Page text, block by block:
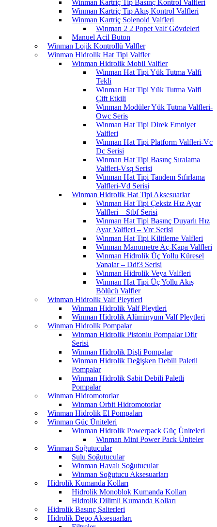
Winman Kartriç Tip Basınç Kontrol Valfleri
Winman Kartriç Tip Akış Kontrol Valfleri
Winman Kartriç Solenoid Valfleri
Winman 2 2 Popet Valf Gövdeleri
Manuel Acil Buton
Winman Lojik Kontrollü Valfler
Winman Hidrolik Hat Tipi Valfler
Winman Hidrolik Mobil Valfler
Winman Hat Tipi Yük Tutma Valfi
Tekli
Winman Hat Tipi Yük Tutma Valfi
Çift Etkili
Winman Modüler Yük Tutma Valfleri-
Owc Seris
Winman Hat Tipi Direk Emniyet
Valfleri
Winman Hat Tipi Platform Valfleri-Vc
Dc Serisi
Winman Hat Tipi Basınç Sıralama
Valfleri-Vsq Serisi
Winman Hat Tipi Tandem Sıfırlama
Valfleri-Vd Serisi
Winman Hidrolik Hat Tipi Aksesuarlar
Winman Hat Tipi Çeksiz Hız Ayar
Valfleri – Stbf Serisi
Winman Hat Tipi Basınç Duyarlı Hız
Ayar Valfleri – Vrc Serisi
Winman Hat Tipi Kilitleme Valfleri
Winman Manometre Aç-Kapa Valfleri
Winman Hidrolik Üç Yollu Küresel
Vanalar – Ddf3 Serisi
Winman Hidrolik Veya Valfleri
Winman Hat Tipi Üç Yollu Akış
Bölücü Valfler
Winman Hidrolik Valf Pleytleri
Winman Hidrolik Valf Pleytleri
Winman Hidrolik Alüminyum Valf Pleytleri
Winman Hidrolik Pompalar
Winman Hidrolik Pistonlu Pompalar Dflr
Serisi
Winman Hidrolik Dişli Pompalar
Winman Hidrolik Değişken Debili Paletli
Pompalar
Winman Hidrolik Sabit Debili Paletli
Pompalar
Winman Hidromotorlar
Winman Orbit Hidromotorlar
Winman Hidrolik El Pompaları
Winman Güç Üniteleri
Winman Hidrolik Powerpack Güç Üniteleri
Winman Mini Power Pack Üniteler
Winman Soğutucular
Sulu Soğutucular
Winman Havalı Soğutucular
Winman Soğutucu Aksesuarları
Hidrolik Kumanda Kolları
Hidrolik Monoblok Kumanda Kolları
Hidrolik Dilimli Kumanda Kolları
Hidrolik Basınç Şalterleri
Hidrolik Depo Aksesuarları